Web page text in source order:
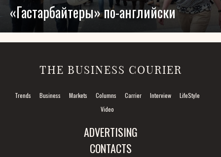
«Гастарбайтеры» по-английски
THE BUSINESS COURIER
Trends Business Markets Columns Carrier Interview
LifeStyle
Video
CONTACTS
ADVERTISING